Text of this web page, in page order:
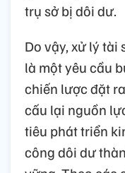
trụ sở bị dôi dư.
Do vậy, xử lý tài
là một yêu cầu
chiến lược đặt
cấu lại nguồn
tiêu phát triển
công dôi dư